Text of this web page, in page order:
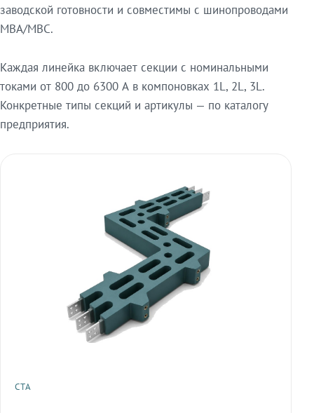
заводской готовности и совместимы с шинопроводами
МВА/МВС.
Каждая линейка включает секции с номинальными
токами от 800 до 6300 А в компоновках 1L, 2L, 3L.
Конкретные типы секций и артикулы — по каталогу
предприятия.
СТА